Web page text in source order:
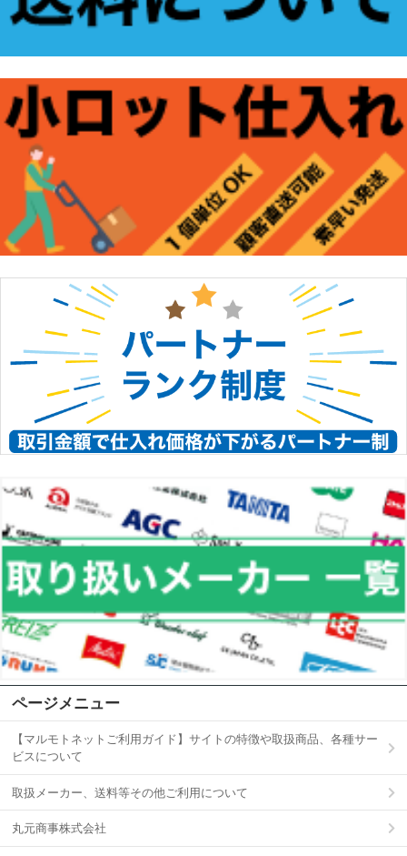
ページメニュー
【マルモトネットご利用ガイド】サイトの特徴や取扱商品、各種サー
ビスについて
取扱メーカー、送料等その他ご利用について
丸元商事株式会社